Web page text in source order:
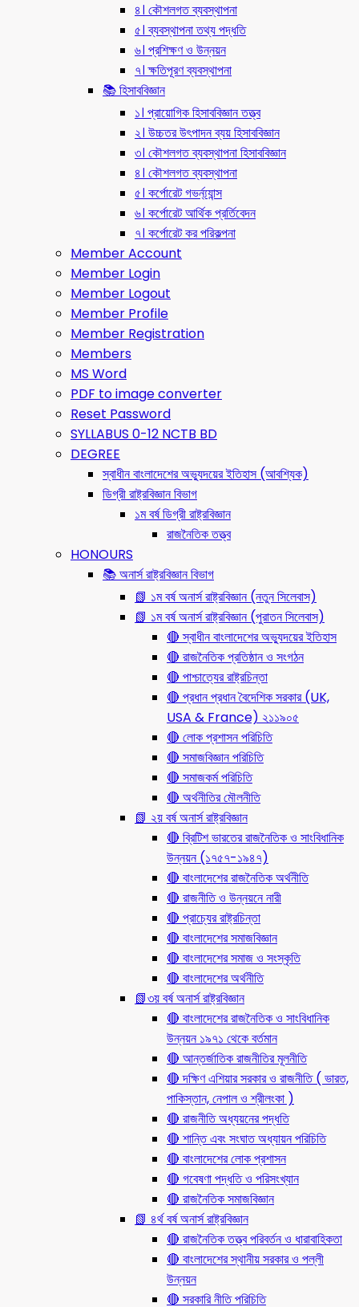
৪। কৌশলগত ব্যবস্থাপনা
৫। ব্যবস্থাপনা তথ্য পদ্ধতি
৬। প্রশিক্ষণ ও উন্নয়ন
৭। ক্ষতিপূরণ ব্যবস্থাপনা
📚 হিসাববিজ্ঞান
১। প্রায়োগিক হিসাববিজ্ঞান তত্ত্ব
২। উচ্চতর উৎপাদন ব্যয় হিসাববিজ্ঞান
৩। কৌশলগত ব্যবস্থাপনা হিসাববিজ্ঞান
৪। কৌশলগত ব্যবস্থাপনা
৫। কর্পোরেট গভর্ন্য্যান্স
৬। কর্পোরেট আর্থিক প্রর্তিবেদন
৭। কর্পোরেট কর পরিকল্পনা
Member Account
Member Login
Member Logout
Member Profile
Member Registration
Members
MS Word
PDF to image converter
Reset Password
SYLLABUS 0-12 NCTB BD
DEGREE
স্বাধীন বাংলাদেশের অভ্যুদয়ের ইতিহাস (আবশ্যিক)
ডিগ্রী রাষ্ট্রবিজ্ঞান বিভাগ
১ম বর্ষ ডিগ্রী রাষ্ট্রবিজ্ঞান
রাজনৈতিক তত্ত্ব
HONOURS
📚 অনার্স রাষ্ট্রবিজ্ঞান বিভাগ
📗 ১ম বর্ষ অনার্স রাষ্ট্রবিজ্ঞান (নতুন সিলেবাস)
📗 ১ম বর্ষ অনার্স রাষ্ট্রবিজ্ঞান (পুরাতন সিলেবাস)
🔴 স্বাধীন বাংলাদেশের অভ্যুদয়ের ইতিহাস
🔴 রাজনৈতিক প্রতিষ্ঠান ও সংগঠন
🔴 পাশ্চাত্যের রাষ্ট্রচিন্তা
🔴 প্রধান প্রধান বৈদেশিক সরকার (UK,
USA & France) ২১১৯০৫
🔴 লোক প্রশাসন পরিচিতি
🔴 সমাজবিজ্ঞান পরিচিতি
🔴 সমাজকর্ম পরিচিতি
🔴 অর্থনীতির মৌলনীতি
📗 ২য় বর্ষ অনার্স রাষ্ট্রবিজ্ঞান
🔴 ব্রিটিশ ভারতের রাজনৈতিক ও সাংবিধানিক
উন্নয়ন (১৭৫৭-১৯৪৭)
🔴 বাংলাদেশের রাজনৈতিক অর্থনীতি
🔴 রাজনীতি ও উন্নয়নে নারী
🔴 প্রাচ্যের রাষ্ট্রচিন্তা
🔴 বাংলাদেশের সমাজবিজ্ঞান
🔴 বাংলাদেশের সমাজ ও সংস্কৃতি
🔴 বাংলাদেশের অর্থনীতি
📗৩য় বর্ষ অনার্স রাষ্ট্রবিজ্ঞান
🔴 বাংলাদেশের রাজনৈতিক ও সাংবিধানিক
উন্নয়ন ১৯৭১ থেকে বর্তমান
🔴 আন্তর্জাতিক রাজনীতির মূলনীতি
🔴 দক্ষিণ এশিয়ার সরকার ও রাজনীতি ( ভারত,
পাকিস্তান, নেপাল ও শ্রীলংকা )
🔴 রাজনীতি অধ্যয়নের পদ্ধতি
🔴 শান্তি এবং সংঘাত অধ্যায়ন পরিচিতি
🔴 বাংলাদেশের লোক প্রশাসন
🔴 গবেষণা পদ্ধতি ও পরিসংখ্যান
🔴 রাজনৈতিক সমাজবিজ্ঞান
📗 ৪র্থ বর্ষ অনার্স রাষ্ট্রবিজ্ঞান
🔴 রাজনৈতিক তত্ত্ব পরিবর্তন ও ধারাবাহিকতা
🔴 বাংলাদেশের স্থানীয় সরকার ও পল্লী
উন্নয়ন
🔴 সরকারি নীতি পরিচিতি